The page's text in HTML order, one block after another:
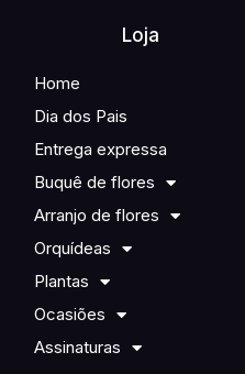
Loja
Home
Dia dos Pais
Entrega expressa
Buquê de flores
Arranjo de flores
Orquídeas
Plantas
Ocasiões
Assinaturas